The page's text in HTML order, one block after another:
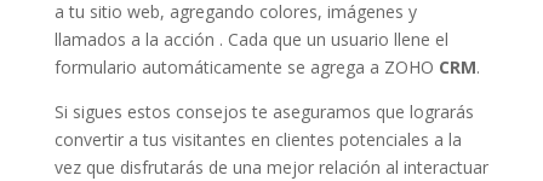
a tu sitio web, agregando colores, imágenes y
llamados a la acción . Cada que un usuario llene el
formulario automáticamente se agrega a ZOHO CRM.
Si sigues estos consejos te aseguramos que lograrás
convertir a tus visitantes en clientes potenciales a la
vez que disfrutarás de una mejor relación al interactuar